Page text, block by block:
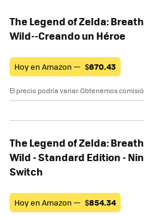
The Legend of Zelda:
Wild--Creando un Héroe
Hoy en Amazon — $670.43
El precio podría variar. Obtenemos
The Legend of Zelda:
Wild - Standard Edition -
Switch
Hoy en Amazon — $854.34